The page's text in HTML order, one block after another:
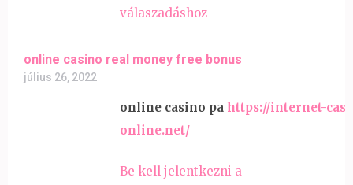
válaszadáshoz
online casino real money free bonus
július 26, 2022
online casino pa https://internet-
online.net/
Be kell jelentkezni a